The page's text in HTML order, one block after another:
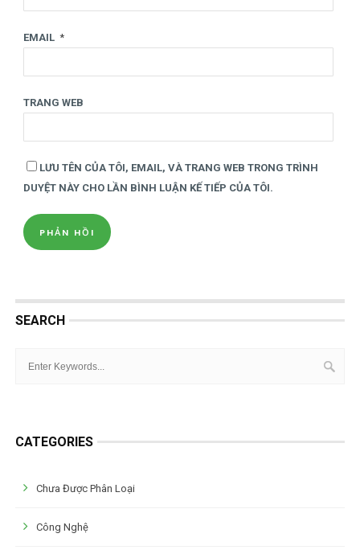
EMAIL *
TRANG WEB
LƯU TÊN CỦA TÔI, EMAIL, VÀ TRANG WEB TRONG TRÌNH
DUYỆT NÀY CHO LẦN BÌNH LUẬN KẾ TIẾP CỦA TÔI.
SEARCH
CATEGORIES
Chưa Được Phân Loại
Công Nghệ